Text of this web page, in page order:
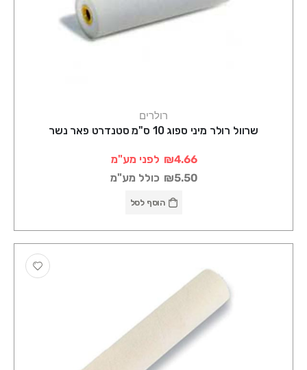
רולרים
שרוול רולר מיני ספוג 10 ס"מ סטנדרט פאר נשר
₪4.66 לפני מע"מ
₪5.50 כולל מע"מ
הוסף לסל